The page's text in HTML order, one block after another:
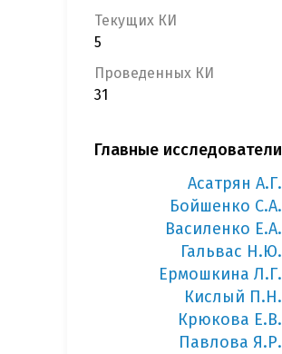
Текущих КИ
5
Проведенных КИ
31
Главные исследователи
Асатрян А.Г.
Бойшенко С.А.
Василенко Е.А.
Гальвас Н.Ю.
Ермошкина Л.Г.
Кислый П.Н.
Крюкова Е.В.
Павлова Я.Р.